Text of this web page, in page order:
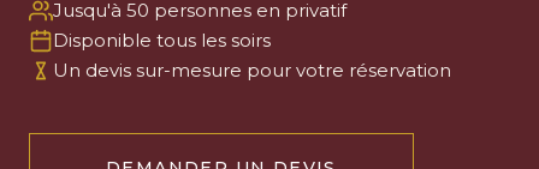
Jusqu'à 50 personnes en privatif
Disponible tous les soirs
Un devis sur-mesure pour votre réservation